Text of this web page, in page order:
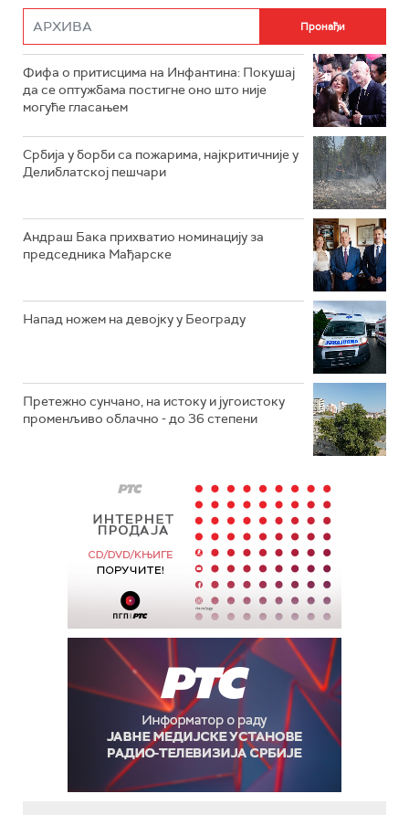
Фифа о притисцима на Инфантина: Покушај
да се оптужбама постигне оно што није
могуће гласањем
Србија у борби са пожарима, најкритичније у
Делиблатској пешчари
Андраш Бака прихватио номинацију за
председника Мађарске
Напад ножем на девојку у Београду
Претежно сунчано, на истоку и југоистоку
променљиво облачно - до 36 степени